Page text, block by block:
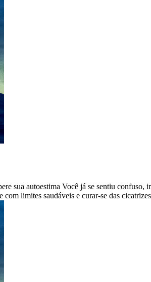
sua autoestima Você já se sentiu
com limites saudáveis e curar-se das